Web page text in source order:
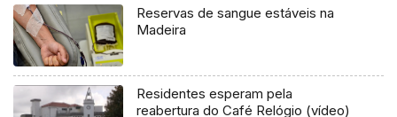
Reservas de sangue estáveis na
Madeira
Residentes esperam pela
reabertura do Café Relógio (vídeo)